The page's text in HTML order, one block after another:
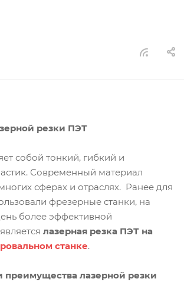
резки ПЭТ
собой тонкий, гибкий и
Современный материал
сферах и отраслях. Ранее для
фрезерные станки, на
более эффективной
лазерная резка ПЭТ на
станке.
преимущества лазерной резки